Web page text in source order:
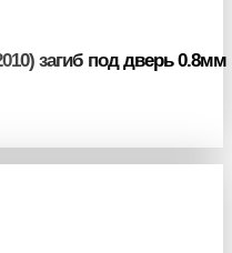
загиб под дверь 0.8мм